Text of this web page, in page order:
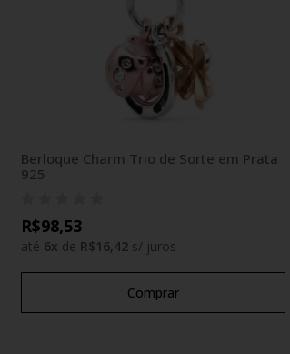
Berloque Charm Trio de Sorte em Prata
925
R$98,53
até 6x de R$16,42 s/ juros
Comprar